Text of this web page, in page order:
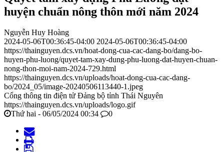
huyện chuẩn nông thôn mới năm 2024
Nguyễn Huy Hoàng
2024-05-06T00:36:45-04:00 2024-05-06T00:36:45-04:00
https://thainguyen.dcs.vn/hoat-dong-cua-cac-dang-bo/dang-bo-
huyen-phu-luong/quyet-tam-xay-dung-phu-luong-dat-huyen-chuan-
nong-thon-moi-nam-2024-729.html
https://thainguyen.dcs.vn/uploads/hoat-dong-cua-cac-dang-
bo/2024_05/image-20240506113440-1.jpeg
Cổng thông tin điện tử Đảng bộ tỉnh Thái Nguyên
https://thainguyen.dcs.vn/uploads/logo.gif
Thứ hai - 06/05/2024 00:34
0